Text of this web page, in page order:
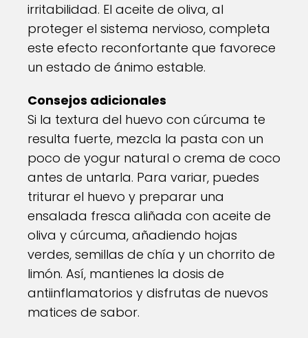
irritabilidad. El aceite de oliva, al
proteger el sistema nervioso, completa
este efecto reconfortante que favorece
un estado de ánimo estable.
Consejos adicionales
Si la textura del huevo con cúrcuma te
resulta fuerte, mezcla la pasta con un
poco de yogur natural o crema de coco
antes de untarla. Para variar, puedes
triturar el huevo y preparar una
ensalada fresca aliñada con aceite de
oliva y cúrcuma, añadiendo hojas
verdes, semillas de chía y un chorrito de
limón. Así, mantienes la dosis de
antiinflamatorios y disfrutas de nuevos
matices de sabor.